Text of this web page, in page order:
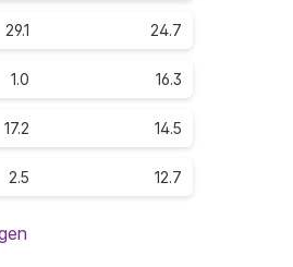
29.1 24.7
1.0 16.3
17.2 14.5
2.5 12.7